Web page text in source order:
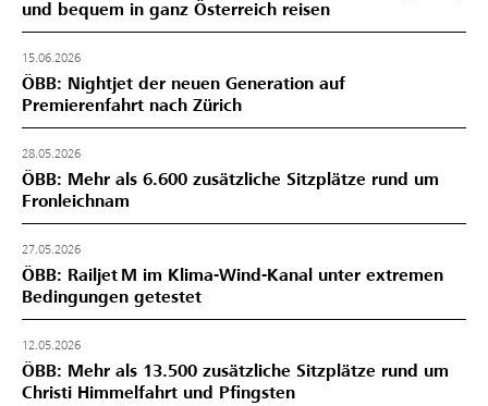
und bequem in ganz Österreich reisen
15.06.2026
ÖBB: Nightjet der neuen Generation auf
Premierenfahrt nach Zürich
28.05.2026
ÖBB: Mehr als 6.600 zusätzliche Sitzplätze rund um
Fronleichnam
27.05.2026
ÖBB: Railjet M im Klima-Wind-Kanal unter extremen
Bedingungen getestet
12.05.2026
ÖBB: Mehr als 13.500 zusätzliche Sitzplätze rund um
Christi Himmelfahrt und Pfingsten